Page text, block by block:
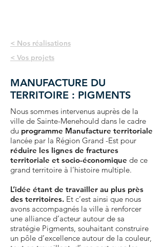
< Nos réalisations
< Vos projets
MANUFACTURE DU
TERRITOIRE : PIGMENTS
Nous sommes intervenus auprès de la
ville de Sainte-Menehould dans le cadre
du programme Manufacture territoriale
lancée par la Région Grand -Est pour
réduire les lignes de fractures
territoriale et socio-économique de ce
grand territoire à l’histoire multiple.
L’idée étant de travailler au plus près
des territoires. Et c’est ainsi que nous
avons accompagnés la ville à renforcer
une alliance d’acteur autour de sa
stratégie Pigments, souhaitant construire
un pôle d’excellence autour de la couleur,